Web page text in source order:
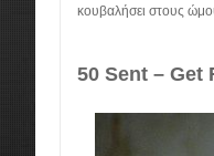
κουβαλήσει στους
50 Sent – Get